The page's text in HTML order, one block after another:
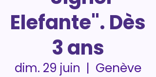
Elefante". Dès
3 ans
dim. 29 juin
  |
Genève